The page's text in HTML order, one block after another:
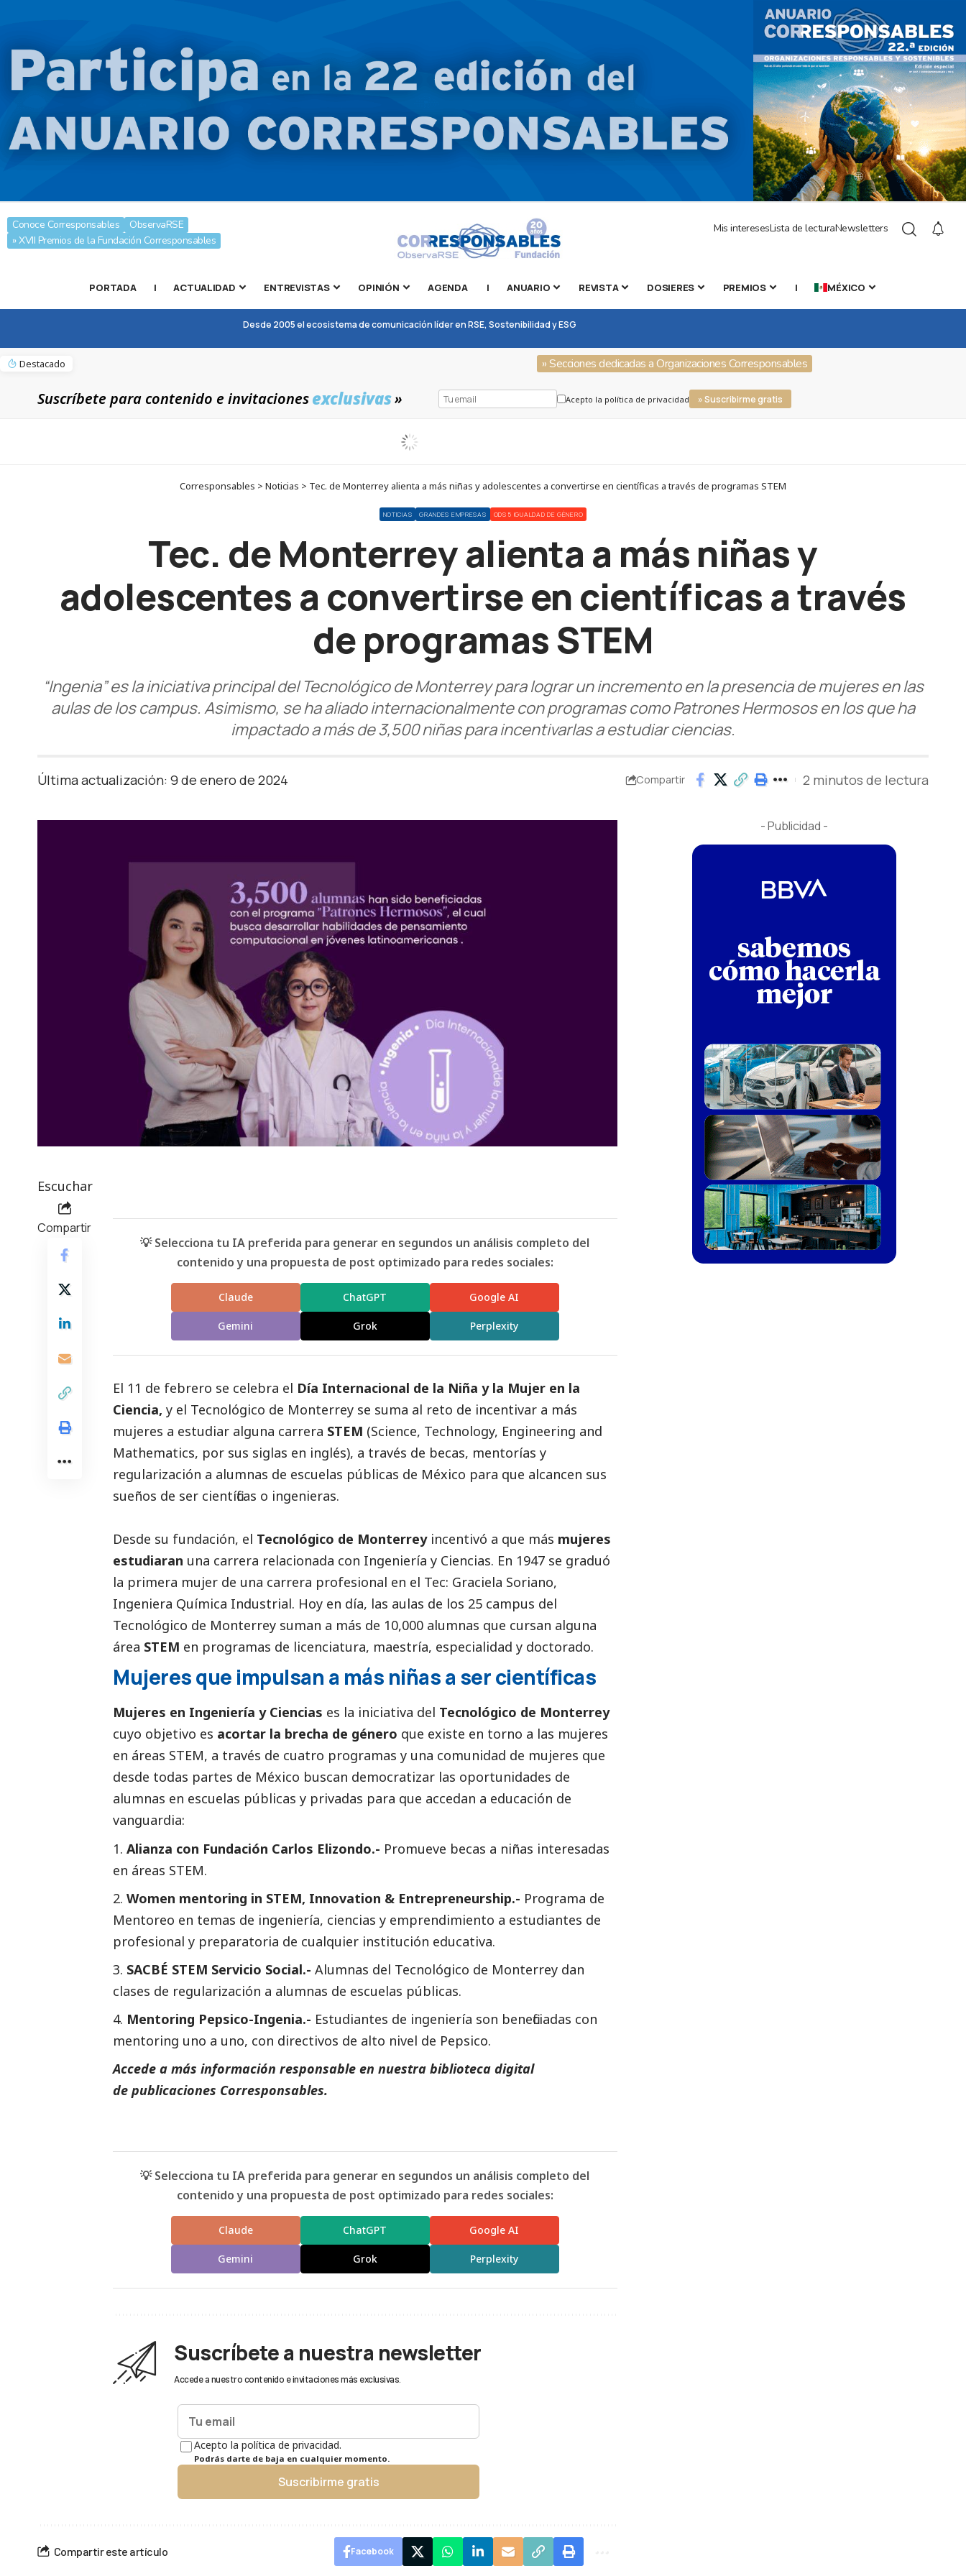
Conoce Corresponsables
ObservaRSE
» XVII Premios de la Fundación Corresponsables
Mis interesesLista de lecturaNewsletters
PORTADA | ACTUALIDAD ENTREVISTAS OPINIÓN AGENDA | ANUARIO REVISTA DOSIERES PREMIOS | MÉXICO
Desde 2005 el ecosistema de comunicación líder en RSE, Sostenibilidad y ESG
Destacado » Secciones dedicadas a Organizaciones Corresponsables
Suscríbete para contenido e invitacionesexclusivas» Acepto la política de privacidad » Suscribirme gratis
Corresponsables > Noticias > Tec. de Monterrey alienta a más niñas y adolescentes a convertirse en científicas a través de programas STEM
NOTICIAS GRANDES EMPRESAS ODS 5 IGUALDAD DE GÉNERO
Tec. de Monterrey alienta a más niñas y
adolescentes a convertirse en científicas a través
de programas STEM
“Ingenia” es la iniciativa principal del Tecnológico de Monterrey para lograr un incremento en la presencia de mujeres en las
aulas de los campus. Asimismo, se ha aliado internacionalmente con programas como Patrones Hermosos en los que ha
impactado a más de 3,500 niñas para incentivarlas a estudiar ciencias.
Última actualización: 9 de enero de 2024 Compartir 2 minutos de lectura
Escuchar
Compartir
💡 Selecciona tu IA preferida para generar en segundos un análisis completo del
contenido y una propuesta de post optimizado para redes sociales:
Claude ChatGPT Google AI
Gemini Grok Perplexity
El 11 de febrero se celebra el Día Internacional de la Niña y la Mujer en la
Ciencia, y el Tecnológico de Monterrey se suma al reto de incentivar a más
mujeres a estudiar alguna carrera STEM (Science, Technology, Engineering and
Mathematics, por sus siglas en inglés), a través de becas, mentorías y
regularización a alumnas de escuelas públicas de México para que alcancen sus
sueños de ser científicas o ingenieras.
Desde su fundación, el Tecnológico de Monterreyincentivó a que más mujeres
estudiaran una carrera relacionada con Ingeniería y Ciencias. En 1947 se graduó
la primera mujer de una carrera profesional en el Tec: Graciela Soriano,
Ingeniera Química Industrial. Hoy en día, las aulas de los 25 campus del
Tecnológico de Monterrey suman a más de 10,000 alumnas que cursan alguna
área STEM en programas de licenciatura, maestría, especialidad y doctorado.
Mujeres que impulsan a más niñas a ser científicas
Mujeres en Ingeniería y Ciencias es la iniciativa del Tecnológico de Monterrey
cuyo objetivo es acortar la brecha de género que existe en torno a las mujeres
en áreas STEM, a través de cuatro programas y una comunidad de mujeres que
desde todas partes de México buscan democratizar las oportunidades de
alumnas en escuelas públicas y privadas para que accedan a educación de
vanguardia:
Alianza con Fundación Carlos Elizondo.- Promueve becas a niñas interesadas
en áreas STEM.
Women mentoring in STEM, Innovation & Entrepreneurship.- Programa de
Mentoreo en temas de ingeniería, ciencias y emprendimiento a estudiantes de
profesional y preparatoria de cualquier institución educativa.
SACBÉ STEM Servicio Social.- Alumnas del Tecnológico de Monterrey dan
clases de regularización a alumnas de escuelas públicas.
Mentoring Pepsico-Ingenia.- Estudiantes de ingeniería son beneficiadas con
mentoring uno a uno, con directivos de alto nivel de Pepsico.
Accede a más información responsable en nuestra biblioteca digital
de publicaciones Corresponsables.
💡 Selecciona tu IA preferida para generar en segundos un análisis completo del
contenido y una propuesta de post optimizado para redes sociales:
Claude ChatGPT Google AI
Gemini Grok Perplexity
Suscríbete a nuestra newsletter
Accede a nuestro contenido e invitaciones más exclusivas.
Acepto la política de privacidad.
Podrás darte de baja en cualquier momento.
Suscribirme gratis
Compartir este artículo Facebook
- Publicidad -